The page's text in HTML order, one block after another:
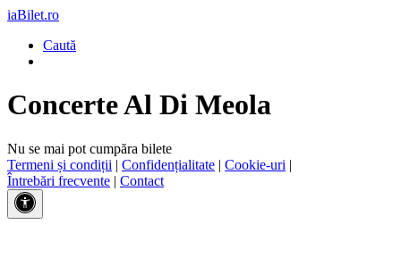
iaBilet.ro
Caută
Concerte Al Di Meola
Nu se mai pot cumpăra bilete
Termeni și condiții | Confidențialitate | Cookie-uri |
Întrebări frecvente | Contact